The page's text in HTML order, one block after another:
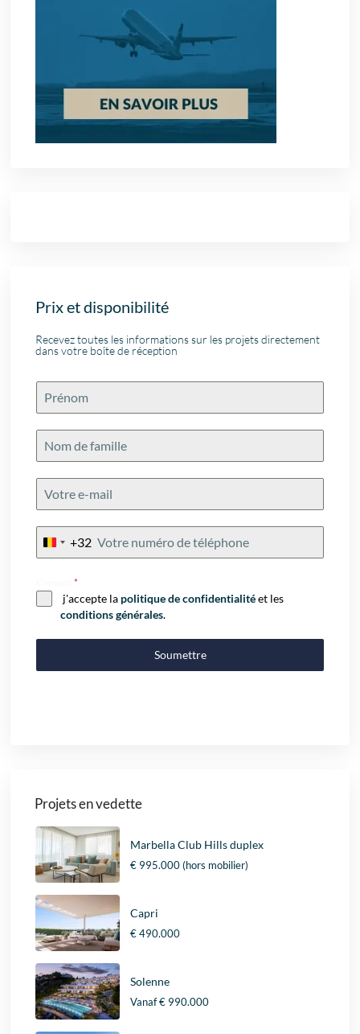
Prix et disponibilité
Recevez toutes les informations sur les projets directement
dans votre boîte de réception
Belgium
+32
Consent*
j'accepte la politique de confidentialitéet les
conditions générales.
Soumettre
Projets en vedette
Marbella Club Hills duplex
€ 995.000(hors mobilier)
Capri
€ 490.000
Solenne
Vanaf€ 990.000